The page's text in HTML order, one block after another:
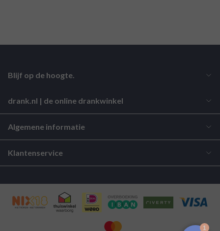
drank.nl | de online drankwinkel
Algemene informatie
Klantenservice
Blijf op de hoogte.